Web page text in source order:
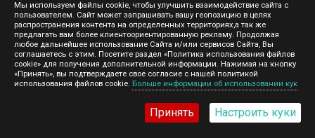
содержание размещенных объявлений.
Мы ценим конфиденциальность наших пользователей. Мы не
передаем и не продаем личную информацию зарегистрированных
пользователей AvizInfo.uz третьим лицам. Мы не отвечаем за
правила конфиденциальности сайтов на которые ссылается
AvizInfo.uz. На некоторых страницах нашего сайта представлена
реклама Google Adsense Advertising Network. Чтобы узнать
подробней о правилах конфиденциальности Googleнажмите тут
Мы используем файлы cookie, чтобы улучшить взаимодействие сайта с
пользователем. Сайт может запрашивать вашу геопозицию в целях
распространения контента на определенных территориях,а так же
предлагать вам более клиентоориентированную рекламу. Продолжая
любое дальнейшее использование Сайта и/или сервисов Сайта, Вы
соглашаетесь с этим. Посетите раздел «Политика использования файлов
cookie» для получения дополнительной информации. Нажимая на кнопку
«Принять», вы подтверждаете свое согласие с нашей политикой
использования файлов cookie. Больше информации об использовании кук
Принять Настроить куки